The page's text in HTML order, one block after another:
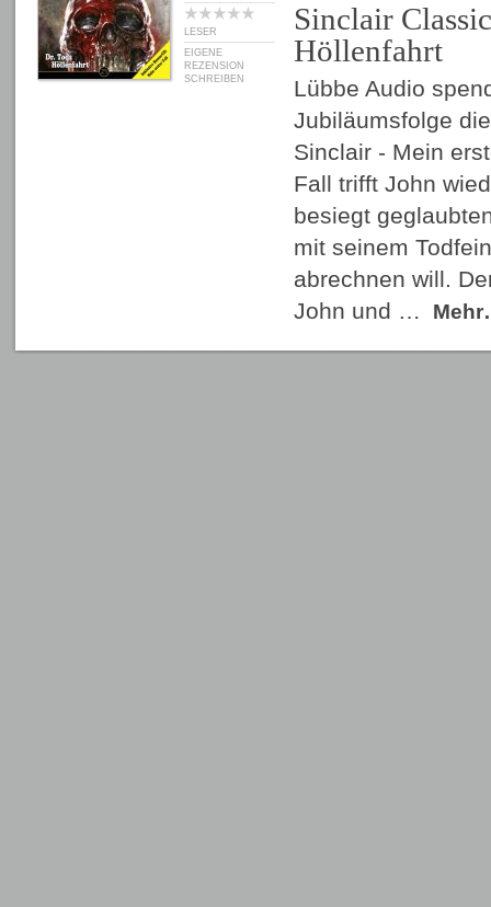
LESER
EIGENE
REZENSION
SCHREIBEN
Sinclair
Höllenfahrt
Lübbe Audio
Jubiläumsfolge
Sinclair - Mein
Fall trifft John
besiegt
mit seinem
abrechnen will.
John und …